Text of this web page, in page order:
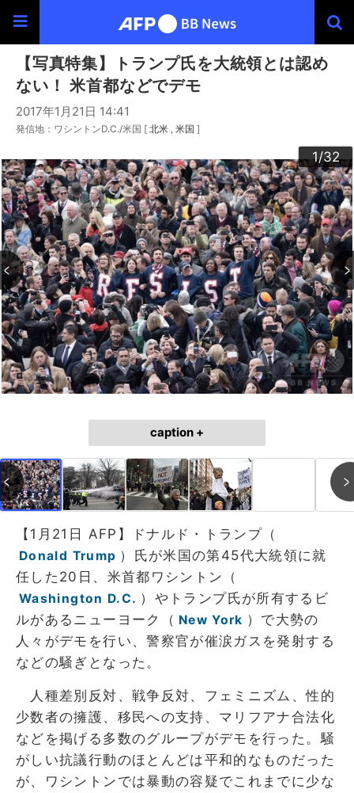
【写真特集】トランプ氏を大統領とは認め
ない！ 米首都などでデモ
2017年1月21日 14:41
発信地：ワシントンD.C./米国 [ 北米 米国 ]
1/32
2/32
3/32
4/32
5/32
6/32
7/32
8/32
9/32
10/32
11/32
12/32
13/32
14/32
15/32
16/32
17/32
18/32
19/32
20/32
21/32
22/32
23/32
24/32
25/32
26/32
27/32
28/32
29/32
30/32
31/32
32/32
caption +
【1月21日 AFP】ドナルド・トランプ（
Donald Trump ）氏が米国の第45代大統領に就
任した20日、米首都ワシントン（
Washington D.C. ）やトランプ氏が所有するビ
ルがあるニューヨーク（ New York ）で大勢の
人々がデモを行い、警察官が催涙ガスを発射する
などの騒ぎとなった。
人種差別反対、戦争反対、フェミニズム、性的
少数者の擁護、移民への支持、マリフアナ合法化
などを掲げる多数のグループがデモを行った。騒
がしい抗議行動のほとんどは平和的なものだった
が、ワシントンでは暴動の容疑でこれまでに少な